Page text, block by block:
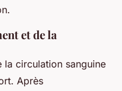
et de la
la circulation sanguine
Après